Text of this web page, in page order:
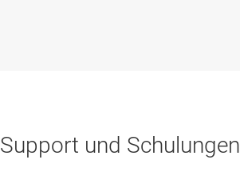
Support und Schulungen